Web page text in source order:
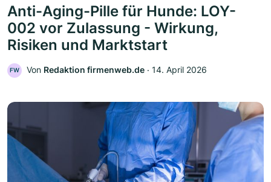
Anti-Aging-Pille für Hunde: LOY-
002 vor Zulassung - Wirkung,
Risiken und Marktstart
FW Von Redaktion firmenweb.de ‧ 14. April 2026